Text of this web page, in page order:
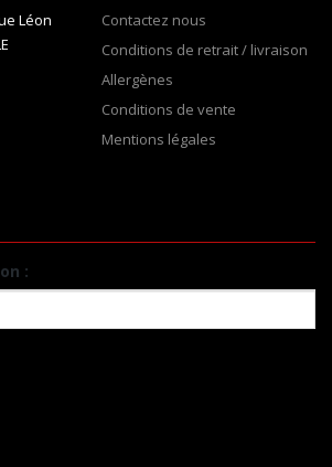
Léon
Contactez nous
Conditions de retrait / livraison
Allergènes
Conditions de vente
Mentions légales
: